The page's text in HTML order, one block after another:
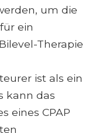
um die
ein
Therapie
ist als ein
kann das
eines CPAP